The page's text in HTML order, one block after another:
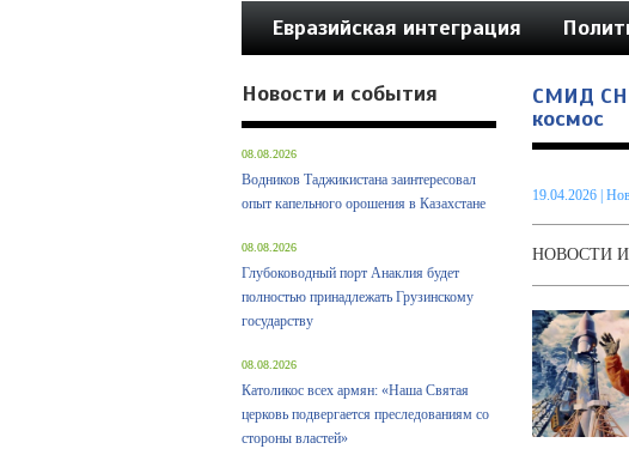
Евразийская интеграция
СМИД
космос
19.04.2026|
НОВОСТИ
Новости и события
08.08.2026
Водников Таджикистана заинтересовал
опыт капельного орошения в Казахстане
08.08.2026
Глубоководный порт Анаклия будет
полностью принадлежать Грузинскому
государству
08.08.2026
Католикос всех армян: «Наша Святая
церковь подвергается преследованиям со
стороны властей»